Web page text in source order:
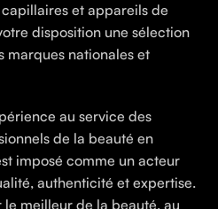
et appareils de
disposition une sélection
marques nationales et
au service des
de la beauté en
imposé comme un acteur
authenticité et expertise.
meilleur de la beauté, au